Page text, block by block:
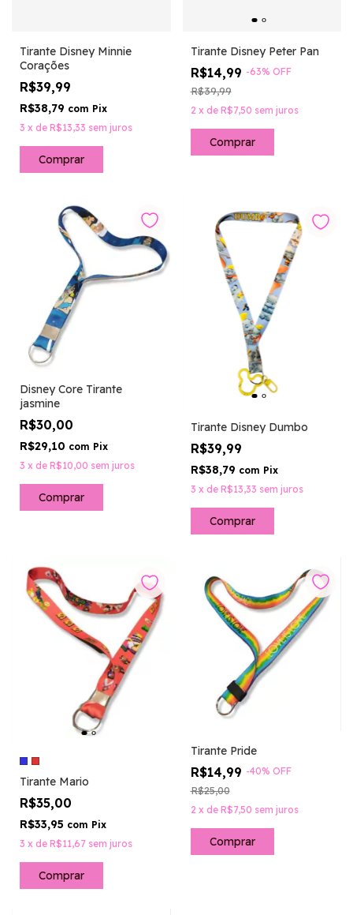
Tirante Disney Minnie
Corações
R$39,99
R$38,79 com Pix
3 x de R$13,33 sem juros
Tirante Disney Peter Pan
R$14,99 -63% OFF
R$39,99
2 x de R$7,50 sem juros
Disney Core Tirante
jasmine
R$30,00
R$29,10 com Pix
3 x de R$10,00 sem juros
Tirante Disney Dumbo
R$39,99
R$38,79 com Pix
3 x de R$13,33 sem juros
Tirante Mario
R$35,00
R$33,95 com Pix
3 x de R$11,67 sem juros
Comprar
Tirante Pride
R$14,99 -40% OFF
R$25,00
2 x de R$7,50 sem juros